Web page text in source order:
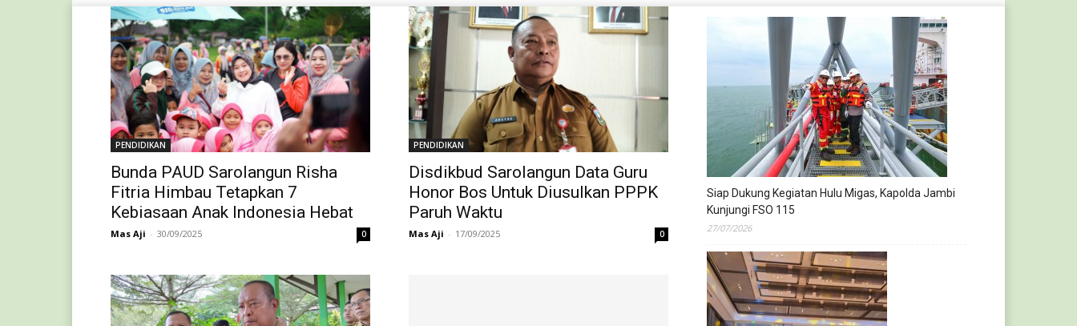
PENDIDIKAN
Bunda PAUD Sarolangun Risha
Fitria Himbau Tetapkan 7
Kebiasaan Anak Indonesia Hebat
Mas Aji - 30/09/2025 0
PENDIDIKAN
Disdikbud Sarolangun Data Guru
Honor Bos Untuk Diusulkan PPPK
Paruh Waktu
Mas Aji - 17/09/2025 0
Siap Dukung Kegiatan Hulu Migas, Kapolda Jambi
Kunjungi FSO 115
27/07/2026